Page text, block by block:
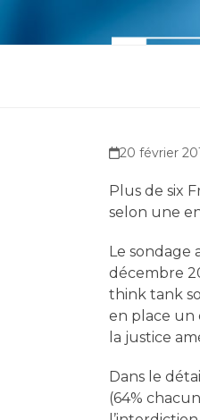
20 février
Plus de six
selon une
Le sondage
décembre
think tank
en place un
la justice
Dans le
(64%